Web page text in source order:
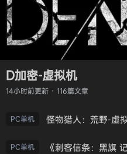
D加密-虚拟机
14小时前更新 · 116篇文章
PC单机
PC单机